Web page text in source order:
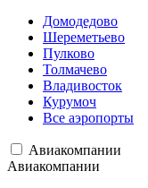
Домодедово
Шереметьево
Пулково
Толмачево
Владивосток
Курумоч
Все аэропорты
Авиакомпании
Авиакомпании